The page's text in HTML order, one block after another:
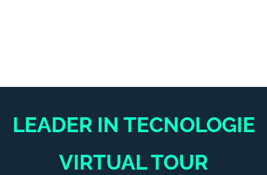
LEADER IN TECNOLOGIE
VIRTUAL TOUR